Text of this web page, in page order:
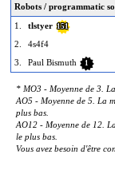
Robots / programmatic
1.
tlstyer 151
2.
4s4f4
3.
Paul Bismuth 1
* MO3 - Moyenne de 3.
AO5 - Moyenne de 5. La
plus bas.
AO12 - Moyenne de 12.
le plus bas.
Vous avez besoin d'être